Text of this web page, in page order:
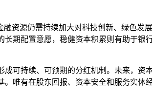
资源仍需持续加大对科技创新、绿色发
期配置意愿，稳健资本积累则有助于
可持续、可预期的分红机制。未来，资
唯有在股东回报、资本安全和服务实体